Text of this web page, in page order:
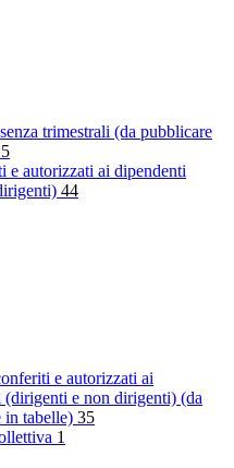
trimestrali (da pubblicare
5
e autorizzati ai dipendenti
44
e autorizzati ai
(dirigenti e non dirigenti) (da
in tabelle) 35
1